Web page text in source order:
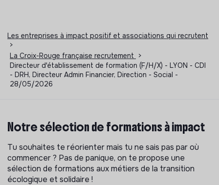
Les entreprises à impact positif et associations qui recrutent
>
La Croix-Rouge française recrutement
>
Directeur d'établissement de formation (F/H/X) - LYON - CDI
- DRH, Directeur Admin Financier, Direction - Social -
28/05/2026
Notre sélection de formations à impact
Tu souhaites te réorienter mais tu ne sais pas par où
commencer ? Pas de panique, on te propose une
sélection de formations aux métiers de la transition
écologique et solidaire !